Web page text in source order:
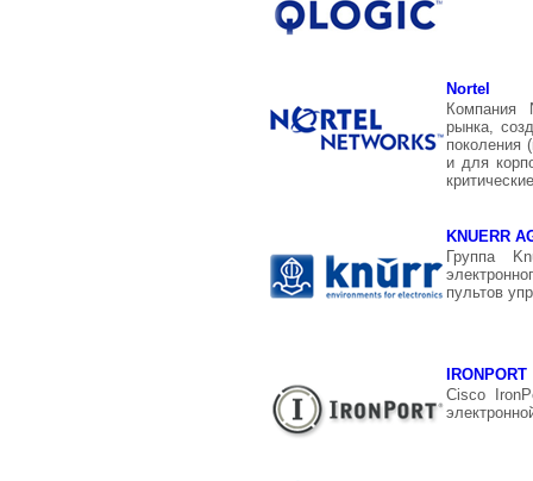
Nortel
Компания
рынка,
поколения
и для
KNUERR
Группа
пультов
IRONPORT
Cisco